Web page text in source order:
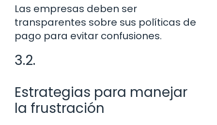
Las empresas deben ser
transparentes sobre sus políticas de
pago para evitar confusiones.
3.2.
Estrategias para manejar
la frustración